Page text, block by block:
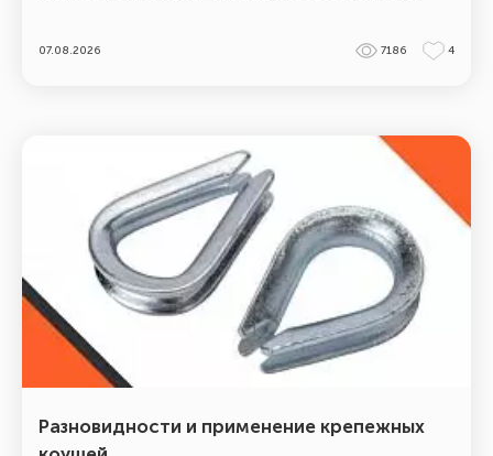
07.08.2026 7186 4
Разновидности и применение крепежных